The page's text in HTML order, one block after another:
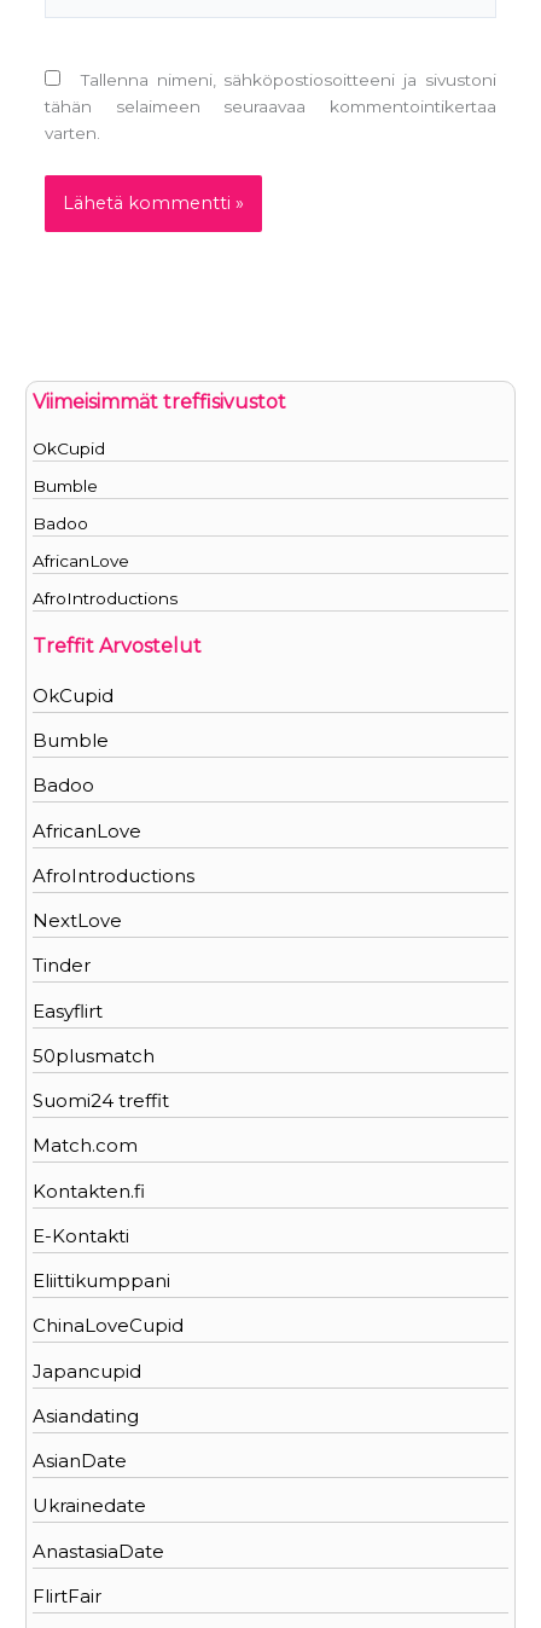
Tallenna nimeni, sähköpostiosoitteeni ja sivustoni
tähän selaimeen seuraavaa kommentointikertaa
varten.
Viimeisimmät treffisivustot
OkCupid
Bumble
Badoo
AfricanLove
AfroIntroductions
Treffit Arvostelut
OkCupid
Bumble
Badoo
AfricanLove
AfroIntroductions
NextLove
Tinder
Easyflirt
50plusmatch
Suomi24 treffit
Match.com
Kontakten.fi
E-Kontakti
Eliittikumppani
ChinaLoveCupid
Japancupid
Asiandating
AsianDate
Ukrainedate
AnastasiaDate
FlirtFair